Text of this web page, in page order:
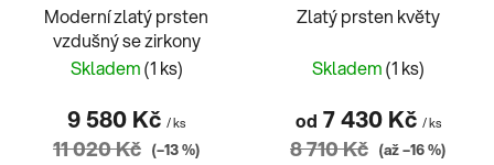
Moderní zlatý prsten
vzdušný se zirkony
Skladem(1 ks)
9 580 Kč / ks
11 020 Kč (–13 %)
Zlatý prsten květy
Skladem(1 ks)
od 7 430 Kč / ks
8 710 Kč (až –16 %)